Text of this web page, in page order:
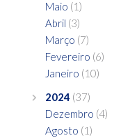
Maio (1)
Abril (3)
Março (7)
Fevereiro (6)
Janeiro (10)
2024 (37)
Dezembro (4)
Agosto (1)